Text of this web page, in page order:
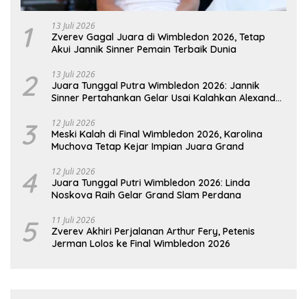
1 13 Juli 2026
Zverev Gagal Juara di Wimbledon 2026, Tetap
Akui Jannik Sinner Pemain Terbaik Dunia
2 13 Juli 2026
Juara Tunggal Putra Wimbledon 2026: Jannik
Sinner Pertahankan Gelar Usai Kalahkan Alexander
3 12 Juli 2026
Meski Kalah di Final Wimbledon 2026, Karolina
Muchova Tetap Kejar Impian Juara Grand
4 12 Juli 2026
Juara Tunggal Putri Wimbledon 2026: Linda
Noskova Raih Gelar Grand Slam Perdana
5 11 Juli 2026
Zverev Akhiri Perjalanan Arthur Fery, Petenis
Jerman Lolos ke Final Wimbledon 2026